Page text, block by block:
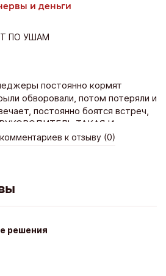
и деньги
ПО УШАМ
постоянно кормят
обворовали, потом потеряли и
постоянно боятся встреч,
ТАКАЯ И
к отзыву (0)
решения